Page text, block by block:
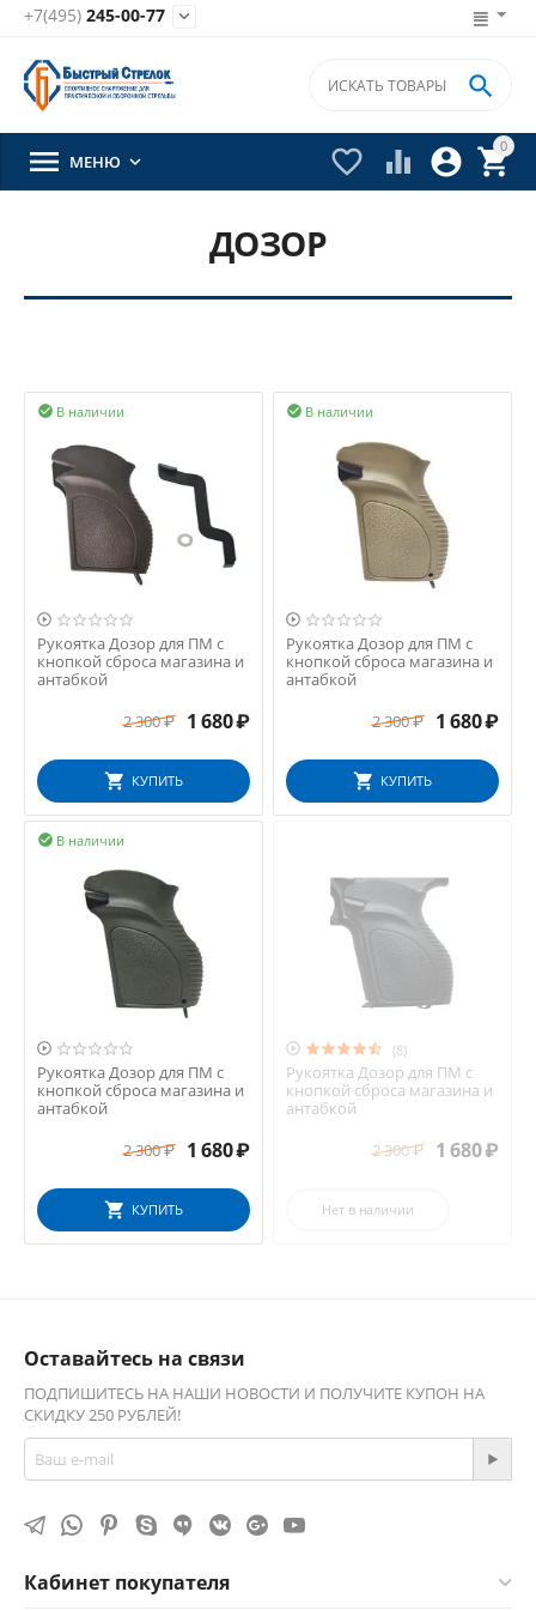
+7(495) 245-00-77 
0


 

 МЕНЮ 
ДОЗОР
В наличии


Рукоятка Дозор для ПМ с
кнопкой сброса магазина и
антабкой
2 300₽ 1 680₽
КУПИТЬ
В наличии


Рукоятка Дозор для ПМ с
кнопкой сброса магазина и
антабкой
2 300₽ 1 680₽
КУПИТЬ
В наличии


Рукоятка Дозор для ПМ с
кнопкой сброса магазина и
антабкой
2 300₽ 1 680₽
КУПИТЬ
 (8)
Рукоятка Дозор для ПМ с
кнопкой сброса магазина и
антабкой
2 300₽ 1 680₽
Нет в наличии
Оставайтесь на связи
ПОДПИШИТЕСЬ НА НАШИ НОВОСТИ И ПОЛУЧИТЕ КУПОН НА
СКИДКУ 250 РУБЛЕЙ!
Кабинет покупателя